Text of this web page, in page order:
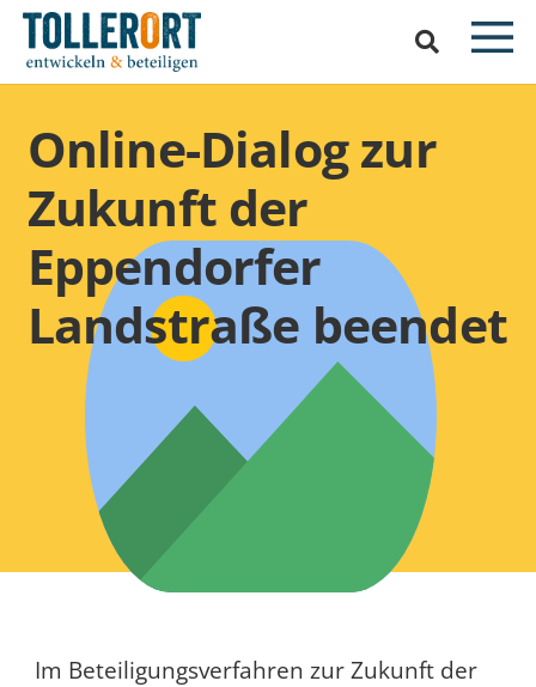
Online-Dialog zur
Zukunft der
Eppendorfer
Landstraße beendet
Im Beteiligungsverfahren zur Zukunft der